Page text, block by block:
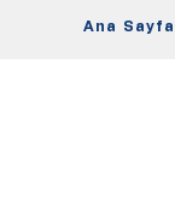
Ana Sayfa